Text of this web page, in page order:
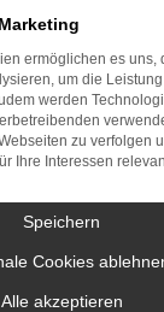
ermöglichen es uns,
um die
werden
zu verfolgen
Ihre Interessen
Speichern
Cookies
Alle akzeptieren